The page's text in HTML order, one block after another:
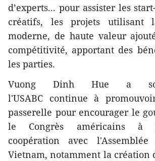
d’experts... pour assister les
créatifs, les projets utilisant
moderne, de haute valeur
compétitivité, apportant des
les parties.
Vuong Dinh Hue a
l'USABC continue à
passerelle pour encourager le
le Congrès américains à
coopération avec
Vietnam, notamment la création